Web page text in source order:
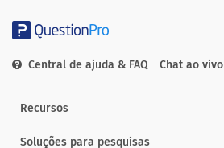
Central de ajuda & FAQ Chat ao vivo
Recursos
Soluções para pesquisas